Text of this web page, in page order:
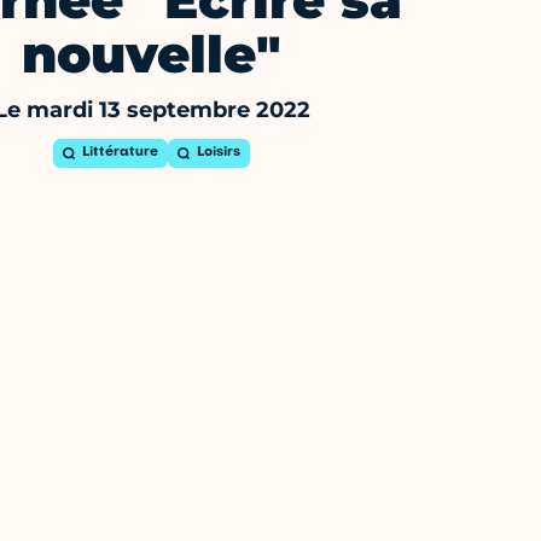
nouvelle"
mardi 13 septembre 2022
Littérature Loisirs